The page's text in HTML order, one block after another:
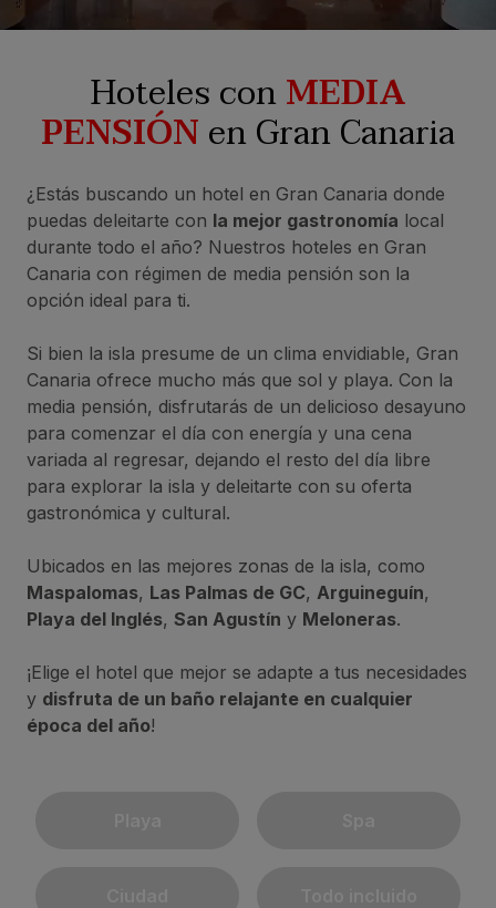
Hoteles conMEDIA
PENSIÓNen Gran Canaria
¿Estás buscando un hotel en Gran Canaria donde
puedas deleitarte con la mejor gastronomía local
durante todo el año? Nuestros hoteles en Gran
Canaria con régimen de media pensión son la
opción ideal para ti.
Si bien la isla presume de un clima envidiable, Gran
Canaria ofrece mucho más que sol y playa. Con la
media pensión, disfrutarás de un delicioso desayuno
para comenzar el día con energía y una cena
variada al regresar, dejando el resto del día libre
para explorar la isla y deleitarte con su oferta
gastronómica y cultural.
Ubicados en las mejores zonas de la isla, como
Maspalomas, Las Palmas de GC, Arguineguín,
Playa del Inglés, San Agustín y Meloneras.
¡Elige el hotel que mejor se adapte a tus necesidades
y disfruta de un baño relajante en cualquier
época del año!